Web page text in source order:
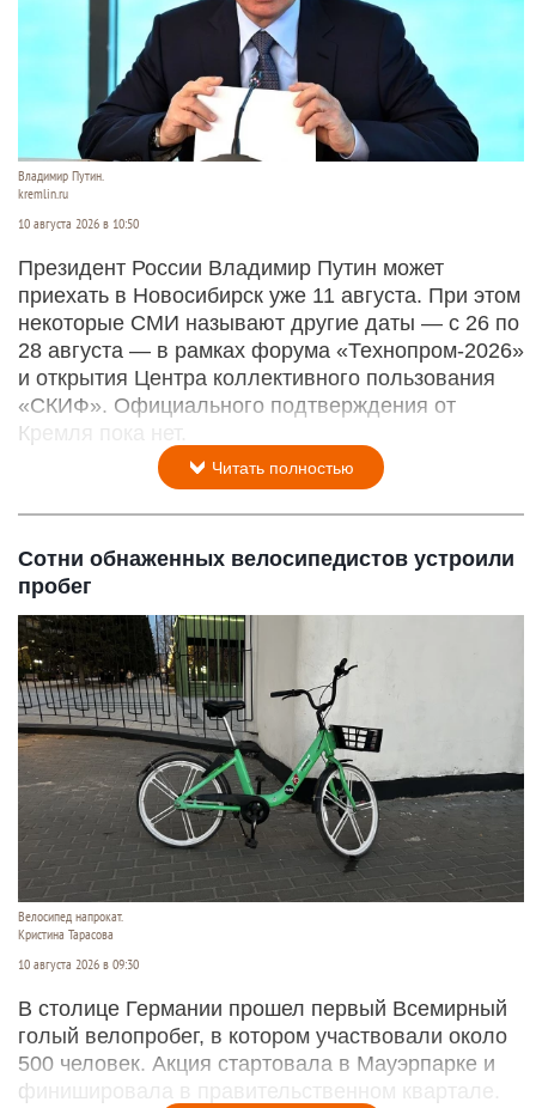
Владимир Путин.
kremlin.ru
10 августа 2026 в 10:50
Президент России Владимир Путин может
приехать в Новосибирск уже 11 августа. При этом
некоторые СМИ называют другие даты — с 26 по
28 августа — в рамках форума «Технопром-2026»
и открытия Центра коллективного пользования
«СКИФ». Официального подтверждения от
Кремля пока нет.
Читать полностью
Сотни обнаженных велосипедистов устроили
пробег
Велосипед напрокат.
Кристина Тарасова
10 августа 2026 в 09:30
В столице Германии прошел первый Всемирный
голый велопробег, в котором участвовали около
500 человек. Акция стартовала в Мауэрпарке и
финишировала в правительственном квартале.